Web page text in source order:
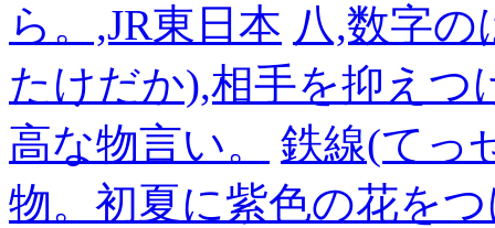
ら。,JR東日本 八,数字
たけだか),相手を抑えつ
高な物言い。
鉄線(てっ
物。初夏に紫色の花を